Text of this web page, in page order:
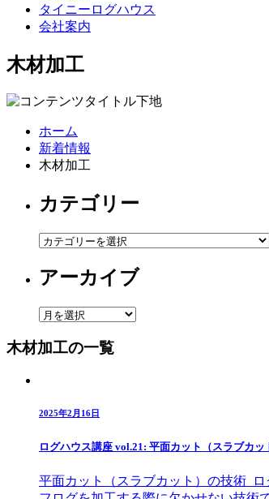
タイニーログハウス
会社案内
木材加工
ホーム
新着情報
木材加工
カテゴリー
カ
ゴ
ー
アーカイブ
ア
カ
木材加工の一覧
2025年2月16日
ログハウス講座 vol.21: 平面カット（スラブカッ
平面カット（スラブカット）の技術